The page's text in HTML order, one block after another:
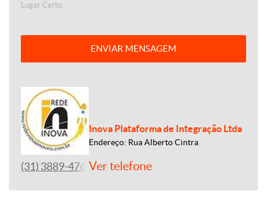
Lugar Certo.
ENVIAR MENSAGEM
Inova Plataforma de Integração Ltda
Endereço: Rua Alberto Cintra
(31) 3889-4765Ver telefone